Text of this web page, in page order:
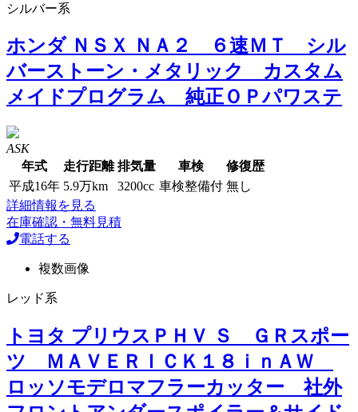
シルバー系
ホンダ ＮＳＸ ＮＡ２ ６速ＭＴ シル
バーストーン・メタリック カスタム
メイドプログラム 純正ＯＰパワステ
ASK
年式
走行距離 排気量 車検
修復歴
平成16年 5.9万km 3200cc 車検整備付 無し
詳細情報を見る
在庫確認・無料見積
電話する
複数画像
レッド系
トヨタ プリウスＰＨＶ Ｓ ＧＲスポー
ツ ＭＡＶＥＲＩＣＫ１８ｉｎＡＷ
ロッソモデロマフラーカッター 社外